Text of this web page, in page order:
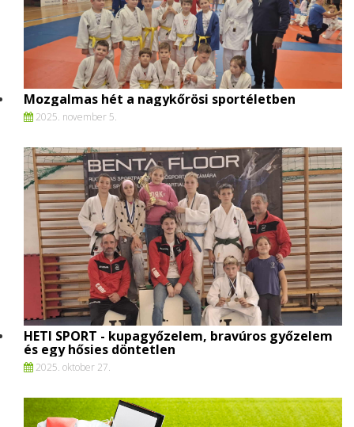
Mozgalmas hét a nagykőrösi sportéletben
2025. november 5.
HETI SPORT - kupagyőzelem, bravúros győzelem
és egy hősies döntetlen
2025. oktober 27.